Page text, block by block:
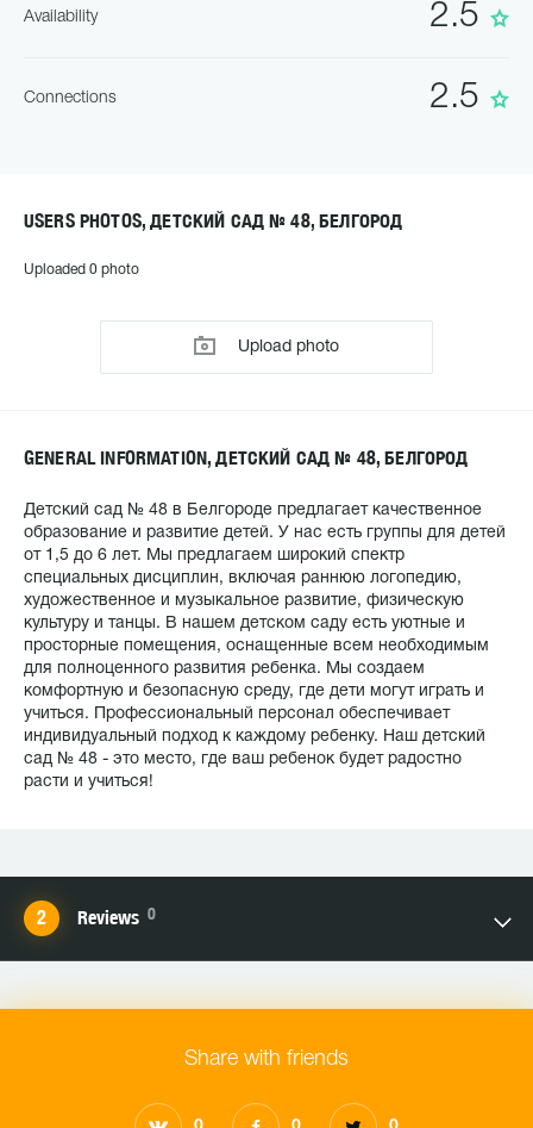
2.5
Availability
2.5
Connections
USERS PHOTOS, ДЕТСКИЙ САД № 48, БЕЛГОРОД
Uploaded 0 photo
Upload photo
GENERAL INFORMATION, ДЕТСКИЙ САД № 48, БЕЛГОРОД
Детский сад № 48 в Белгороде предлагает качественное
образование и развитие детей. У нас есть группы для детей
от 1,5 до 6 лет. Мы предлагаем широкий спектр
специальных дисциплин, включая раннюю логопедию,
художественное и музыкальное развитие, физическую
культуру и танцы. В нашем детском саду есть уютные и
просторные помещения, оснащенные всем необходимым
для полноценного развития ребенка. Мы создаем
комфортную и безопасную среду, где дети могут играть и
учиться. Профессиональный персонал обеспечивает
индивидуальный подход к каждому ребенку. Наш детский
сад № 48 - это место, где ваш ребенок будет радостно
расти и учиться!
Reviews 0
Share with friends